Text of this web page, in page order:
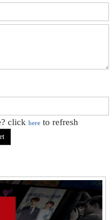
clickhere to refresh